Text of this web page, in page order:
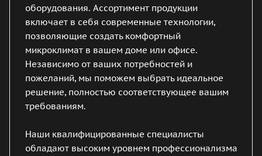
оборудования. Ассортимент продукции
включает в себя современные технологии,
позволяющие создать комфортный
микроклимат в вашем доме или офисе.
Независимо от ваших потребностей и
пожеланий, мы поможем выбрать идеальное
решение, полностью соответствующее вашим
требованиям.
Наши квалифицированные специалисты
обладают высоким уровнем профессионализма